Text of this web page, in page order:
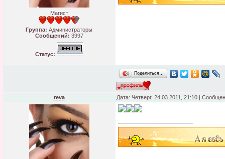
Магист
Группа: Администраторы
Сообщений: 3997
Статус:
Поделиться…
reva Дата: Четверг, 24.03.2011, 21:10 |